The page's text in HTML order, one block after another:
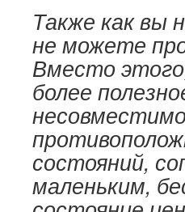
Также как вы
не можете
Вместо
более
состояний,
маленьким,